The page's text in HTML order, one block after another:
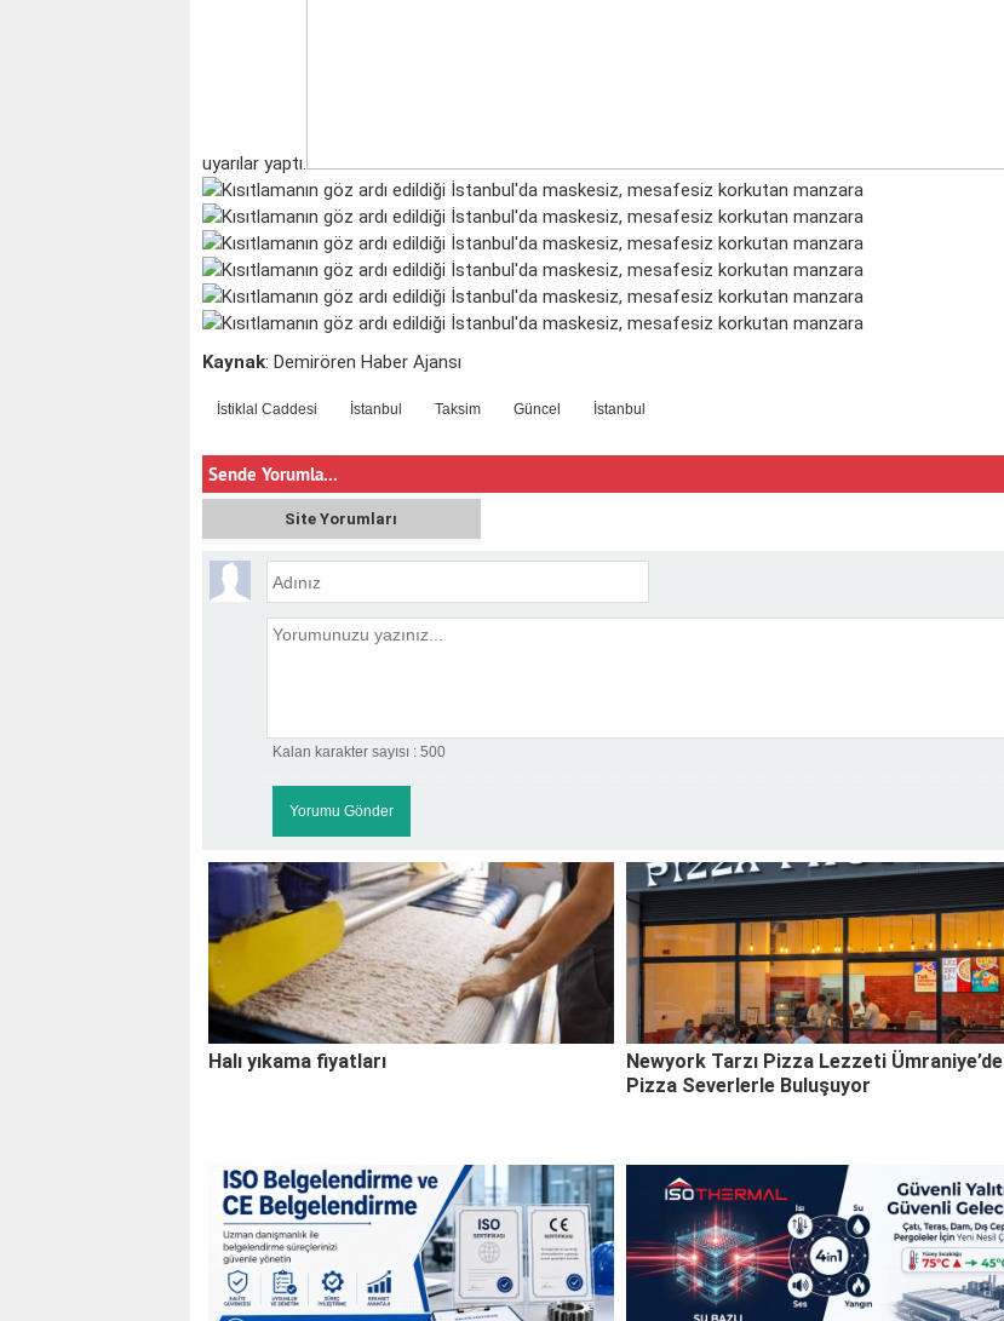
uyarılar yaptı.
Kaynak: Demirören Haber Ajansı
İstiklal Caddesi İstanbul Taksim Güncel İstanbul
Sende Yorumla...
Site Yorumları
Kalan karakter sayısı : 500
Halı yıkama fiyatları
Newyork Tarzı Pizza Lezzeti Ümraniye’de
Pizza Severlerle Buluşuyor